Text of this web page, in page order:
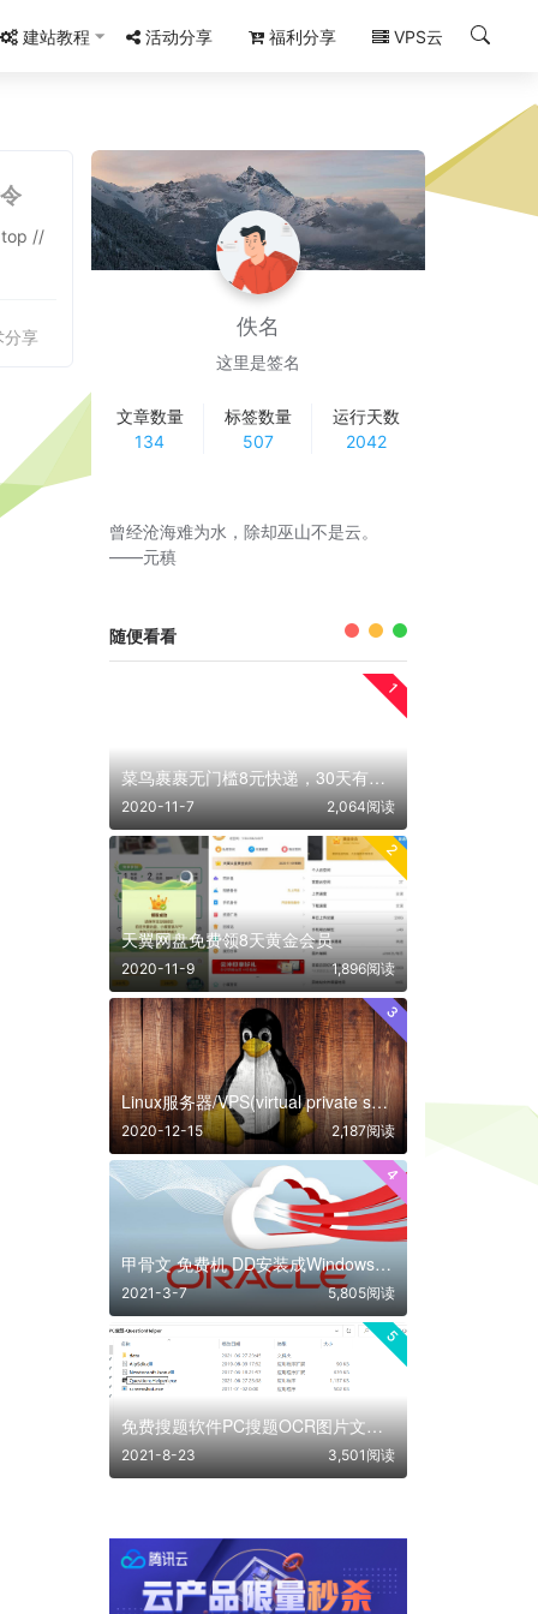
建站教程 活动分享 福利分享 VPS云
分享 佚名
这里是签名
文章数量
134
标签数量
507
运行天数
2042
曾经沧海难为水，除却巫山不是云。
——元稹
随便看看
1
菜鸟裹裹无门槛8元快递，30天有效期
2020-11-7 2,064阅读
2
天翼网盘免费领8天黄金会员
2020-11-9 1,896阅读
3
Linux服务器/VPS(virtual private server) 常用配置及硬件检测命令
2020-12-15 2,187阅读
4
甲骨文 免费机 DD安装成Windows系统 保姆级教程 百分百成功
2021-3-7 5,805阅读
5
免费搜题软件PC搜题OCR图片文字识别，考试题目作业复习资料考题资料搜索答题搜索
2021-8-23 3,501阅读